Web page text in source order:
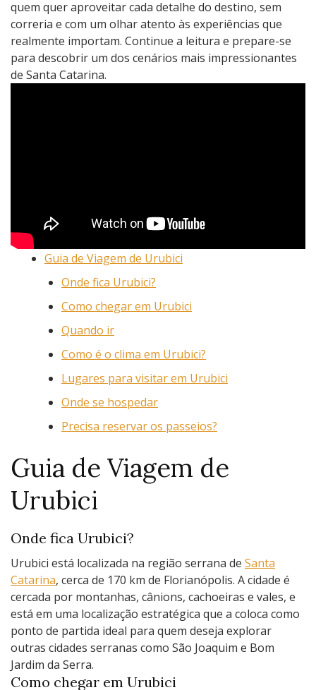
quem quer aproveitar cada detalhe do destino, sem
correria e com um olhar atento às experiências que
realmente importam. Continue a leitura e prepare-se
para descobrir um dos cenários mais impressionantes
de Santa Catarina.
Guia de Viagem de Urubici
Onde fica Urubici?
Como chegar em Urubici
Quando ir
Como é o clima em Urubici?
Lugares para visitar em Urubici
Onde se hospedar
Precisa reservar os passeios?
Guia de Viagem de
Urubici
Onde fica Urubici?
Urubici está localizada na região serrana de Santa
Catarina, cerca de 170 km de Florianópolis. A cidade é
cercada por montanhas, cânions, cachoeiras e vales, e
está em uma localização estratégica que a coloca como
ponto de partida ideal para quem deseja explorar
outras cidades serranas como São Joaquim e Bom
Jardim da Serra.
Como chegar em Urubici